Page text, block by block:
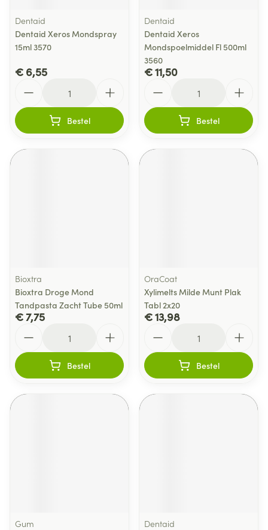
Dentaid
Dentaid Xeros Mondspray
15ml 3570
€ 6,55
Bestel
Dentaid
Dentaid Xeros
Mondspoelmiddel Fl 500ml
3560
€ 11,50
Bestel
Bioxtra
Bioxtra Droge Mond
Tandpasta Zacht Tube 50ml
€ 7,75
Bestel
OraCoat
Xylimelts Milde Munt Plak
Tabl 2x20
€ 13,98
Bestel
Gum
Dentaid